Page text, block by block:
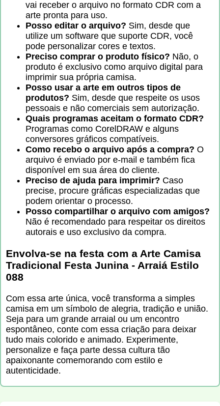
vai receber o arquivo no formato CDR com a
arte pronta para uso.
Posso editar o arquivo? Sim, desde que
utilize um software que suporte CDR, você
pode personalizar cores e textos.
Preciso comprar o produto físico? Não, o
produto é exclusivo como arquivo digital para
imprimir sua própria camisa.
Posso usar a arte em outros tipos de
produtos? Sim, desde que respeite os usos
pessoais e não comerciais sem autorização.
Quais programas aceitam o formato CDR?
Programas como CorelDRAW e alguns
conversores gráficos compatíveis.
Como recebo o arquivo após a compra? O
arquivo é enviado por e-mail e também fica
disponível em sua área do cliente.
Preciso de ajuda para imprimir? Caso
precise, procure gráficas especializadas que
podem orientar o processo.
Posso compartilhar o arquivo com amigos?
Não é recomendado para respeitar os direitos
autorais e uso exclusivo da compra.
Envolva-se na festa com a Arte Camisa
Tradicional Festa Junina - Arraiá Estilo
088
Com essa arte única, você transforma a simples
camisa em um símbolo de alegria, tradição e união.
Seja para um grande arraial ou um encontro
espontâneo, conte com essa criação para deixar
tudo mais colorido e animado. Experimente,
personalize e faça parte dessa cultura tão
apaixonante comemorando com estilo e
autenticidade.